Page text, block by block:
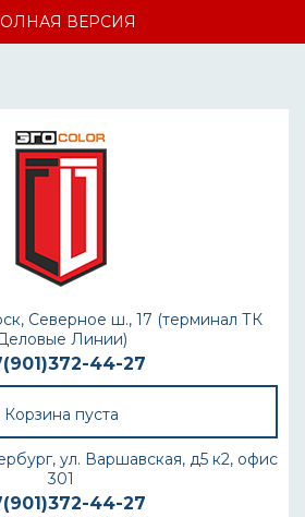
ВЕРСИЯ
Северное ш., 17 (терминал ТК
Линии)
44-27
Корзина пуста
ул. Варшавская, д5 к2, офис
301
44-27